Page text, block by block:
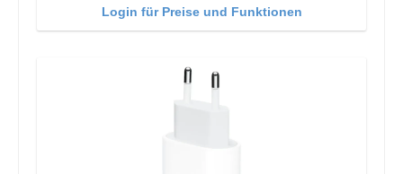
Serie Laden Sie Ihr iPhone bequem vertikal oder horizontal auf Auf
Login für Preise und Funktionen